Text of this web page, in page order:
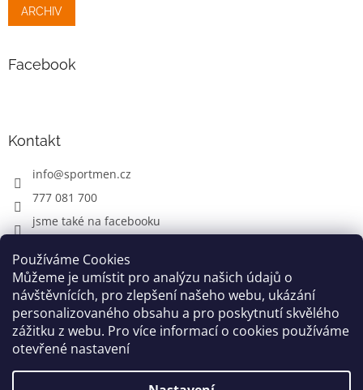
Používáme Cookies
Můžeme je umístit pro analýzu našich údajů o
návštěvnících, pro zlepšení našeho webu, ukázání
personalizovaného obsahu a pro poskytnutí skvělého
zážitku z webu. Pro více informací o cookies používáme
otevřené nastavení
ARCHIV
Facebook
Kontakt
info@sportmen.cz
777 081 700
jsme také na facebooku
CYKLO OBLEČENÍ